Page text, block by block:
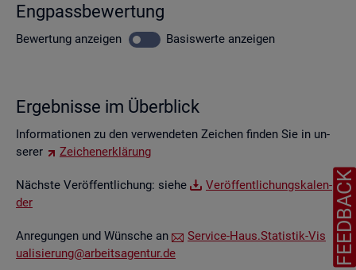
Eng­pass­be­wer­tung
Be­wer­tung an­zei­gen Ba­sis­wer­te an­zei­gen
Er­geb­nis­se im Über­blick
In­for­ma­tio­nen zu den ver­wen­de­ten Zei­chen fin­den Sie in un­
se­rer
Zei­chen­er­klä­rung
Nächs­te Ver­öf­fent­li­chung: siehe
Ver­öf­fent­li­chungs­ka­len­
der
An­re­gun­gen und Wün­sche an
Ser­vice-Haus.​Statistik-​Vis​
uali​sier​ung@​arb​eits​agen​tur.​de
FEEDBACK